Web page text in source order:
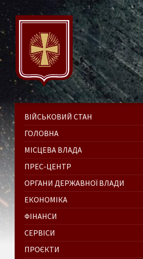
ВІЙСЬКОВИЙ СТАН
ГОЛОВНА
МІСЦЕВА ВЛАДА
ПРЕС-ЦЕНТР
ОРГАНИ ДЕРЖАВНОЇ ВЛАДИ
ЕКОНОМІКА
ФІНАНСИ
СЕРВІСИ
ПРОЄКТИ